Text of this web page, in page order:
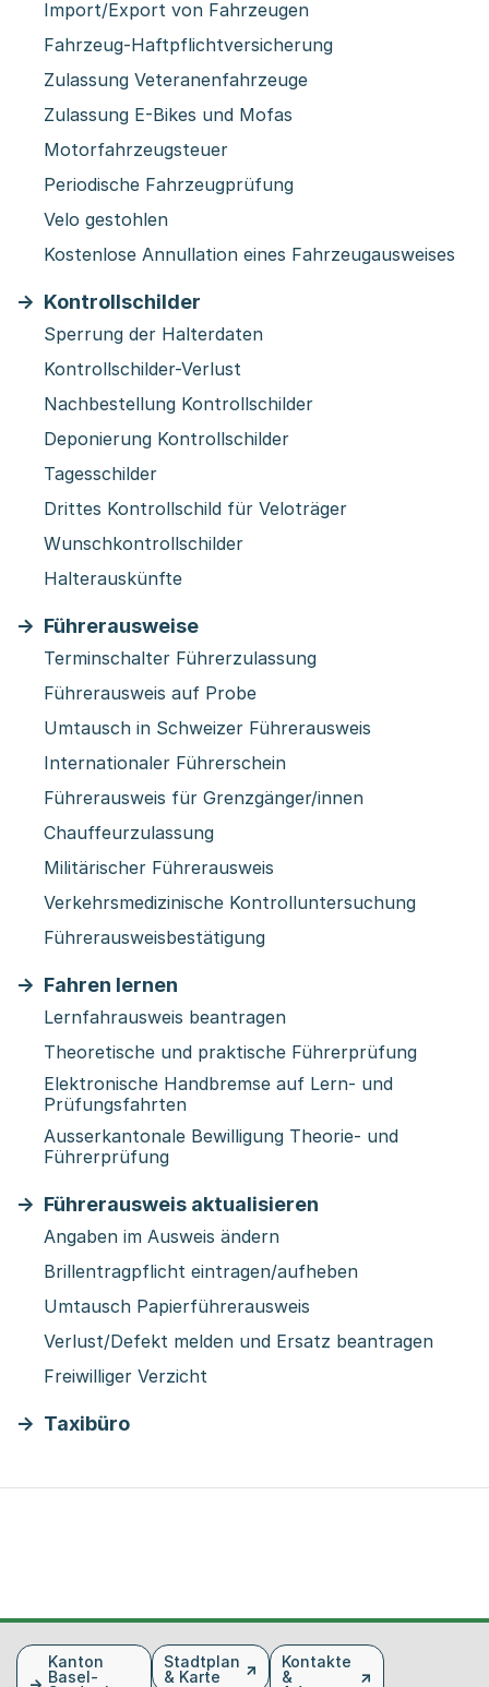
Import/Export von Fahrzeugen
Fahrzeug-Haftpflichtversicherung
Zulassung Veteranenfahrzeuge
Zulassung E-Bikes und Mofas
Motorfahrzeugsteuer
Periodische Fahrzeugprüfung
Velo gestohlen
Kostenlose Annullation eines Fahrzeugausweises
Kontrollschilder
Sperrung der Halterdaten
Kontrollschilder-Verlust
Nachbestellung Kontrollschilder
Deponierung Kontrollschilder
Tagesschilder
Drittes Kontrollschild für Veloträger
Wunschkontrollschilder
Halterauskünfte
Führerausweise
Terminschalter Führerzulassung
Führerausweis auf Probe
Umtausch in Schweizer Führerausweis
Internationaler Führerschein
Führerausweis für Grenzgänger/innen
Chauffeurzulassung
Militärischer Führerausweis
Verkehrsmedizinische Kontrolluntersuchung
Führerausweisbestätigung
Fahren lernen
Lernfahrausweis beantragen
Theoretische und praktische Führerprüfung
Elektronische Handbremse auf Lern- und
Prüfungsfahrten
Ausserkantonale Bewilligung Theorie- und
Führerprüfung
Führerausweis aktualisieren
Angaben im Ausweis ändern
Brillentragpflicht eintragen/aufheben
Umtausch Papierführerausweis
Verlust/Defekt melden und Ersatz beantragen
Freiwilliger Verzicht
Taxibüro
FusszeileKanton
Basel-
Stadtplan
& Karte
Kontakte
&